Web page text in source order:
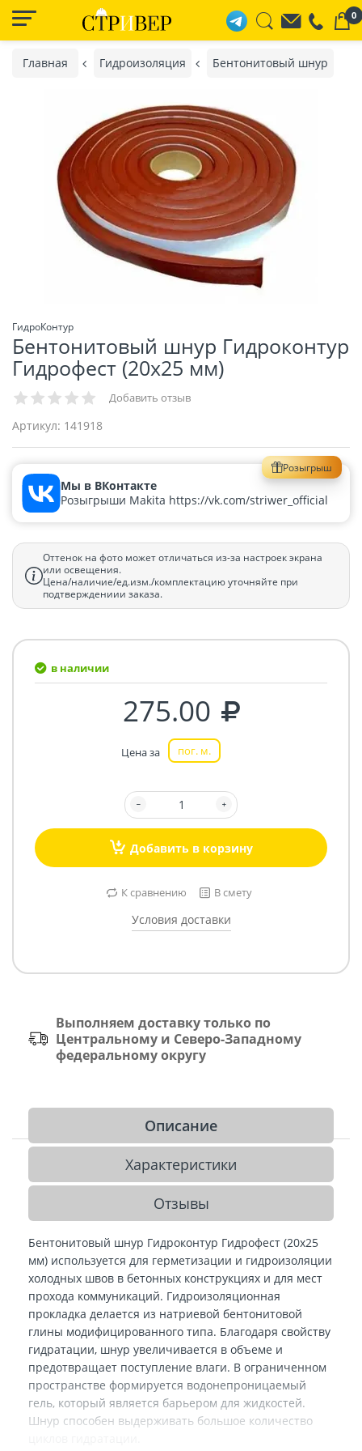
0
Главная Гидроизоляция Бентонитовый шнур
ГидроКонтур
Бентонитовый шнур Гидроконтур
Гидрофест (20х25 мм)
Добавить отзыв
Артикул: 141918
Розыгрыш
Мы в ВКонтакте
Розыгрыши Makita https://vk.com/striwer_official
Оттенок на фото может отличаться из-за настроек экрана
или освещения.
Цена/наличие/ед.изм./комплектацию уточняйте при
подтверждениии заказа.
в наличии
275.00
Цена за пог. м.
Добавить в корзину
К сравнению В смету
Условия доставки
Выполняем доставку только по
Центральному и Северо-Западному
федеральному округу
Описание
Характеристики
Отзывы
Бентонитовый шнур Гидроконтур Гидрофест (20х25
мм) используется для герметизации и гидроизоляции
холодных швов в бетонных конструкциях и для мест
прохода коммуникаций. Гидроизоляционная
прокладка делается из натриевой бентонитовой
глины модифицированного типа. Благодаря свойству
гидратации, шнур увеличивается в объеме и
предотвращает поступление влаги. В ограниченном
пространстве формируется водонепроницаемый
гель, который является барьером для жидкостей.
Шнур способен выдерживать большое количество